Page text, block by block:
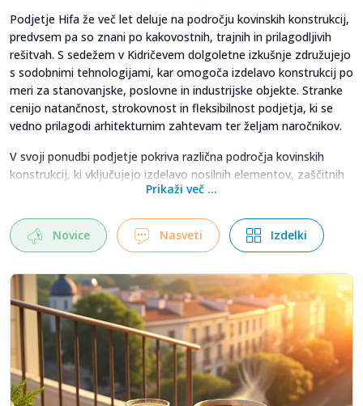
Podjetje Hifa že več let deluje na področju kovinskih konstrukcij,
predvsem pa so znani po kakovostnih, trajnih in prilagodljivih
rešitvah. S sedežem v Kidričevem dolgoletne izkušnje združujejo
s sodobnimi tehnologijami, kar omogoča izdelavo konstrukcij po
meri za stanovanjske, poslovne in industrijske objekte. Stranke
cenijo natančnost, strokovnost in fleksibilnost podjetja, ki se
vedno prilagodi arhitekturnim zahtevam ter željam naročnikov.
V svoji ponudbi podjetje pokriva različna področja kovinskih
konstrukcij, ki vključujejo izdelavo nosilnih elementov, zaščitnih
in dekorativnih ograj ter praktičnih nadstreškov. Vse izdelke
koroziji, saj so obdelani z vročim cinkanjem in prašnim
barvanjem. Hifa strankam zagotavlja ne samo funkcionalnost,
konstrukcije lepo vključijo v vsak prostor in videz objekta.
Prikaži več ...
Novice Nasveti Izdelki